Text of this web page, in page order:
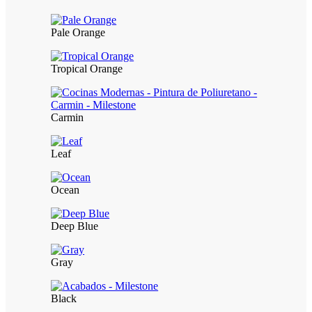
Pale Orange
Tropical Orange
Carmin
Leaf
Ocean
Deep Blue
Gray
Black